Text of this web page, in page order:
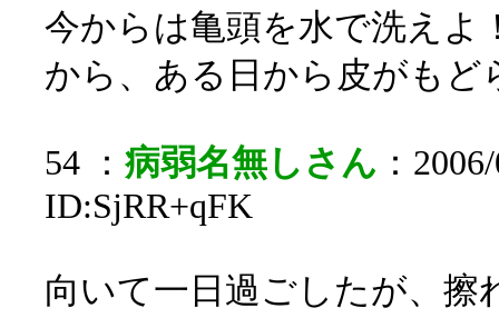
今からは亀頭を水で洗えよ
から、ある日から皮がもど
54 ： 病弱名無しさん ：
ID:SjRR+qFK
向いて一日過ごしたが、擦